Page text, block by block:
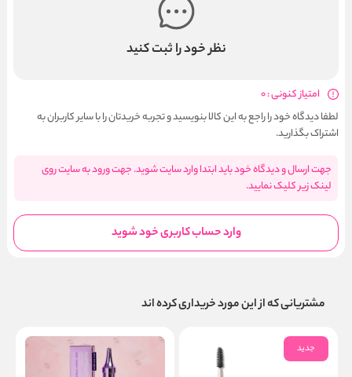
نظر خود را ثبت کنید
امتیاز کنونی : 0
لطفا دیدگاه خود را راجع به این کالا بنویسید و تجربه خریدتان را با سایر کاربران به
اشتراک بگذارید.
جهت ارسال و دیدگاه خود باید ابتدا وارد سایت شوید. جهت ورود به سایت روی
لینک زیر کلیک نمایید.
وارد حساب کاربری خود شوید
مشتریانی که از این مورد خریداری کرده اند
جدید